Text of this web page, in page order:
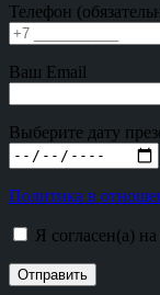
Телефон
Ваш Email
Выберите дату
Политика в
Я согласен(а)